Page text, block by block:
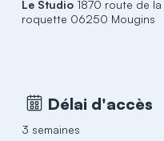
Le Studio 1870 route de la
roquette 06250 Mougins
Délai d'accès
3 semaines